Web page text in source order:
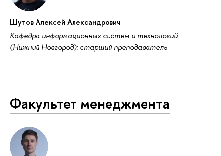
Шутов Алексей Александрович
Кафедра информационных систем и технологий
(Нижний Новгород): старший преподаватель
Факультет менеджмента